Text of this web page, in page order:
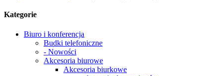
Kategorie
Biuro i konferencja
Budki telefoniczne
- Nowości
Akcesoria biurowe
Akcesoria biurkowe